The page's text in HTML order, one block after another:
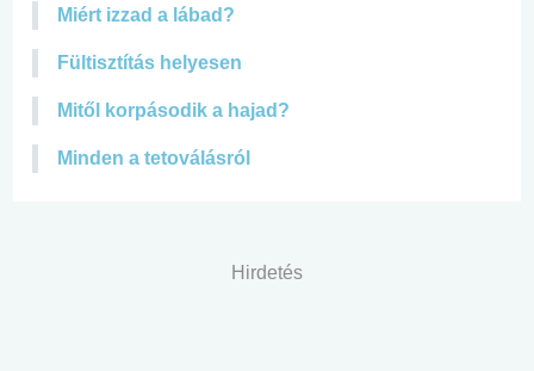
Miért izzad a lábad?
Fültisztítás helyesen
Mitől korpásodik a hajad?
Minden a tetoválásról
Hirdetés